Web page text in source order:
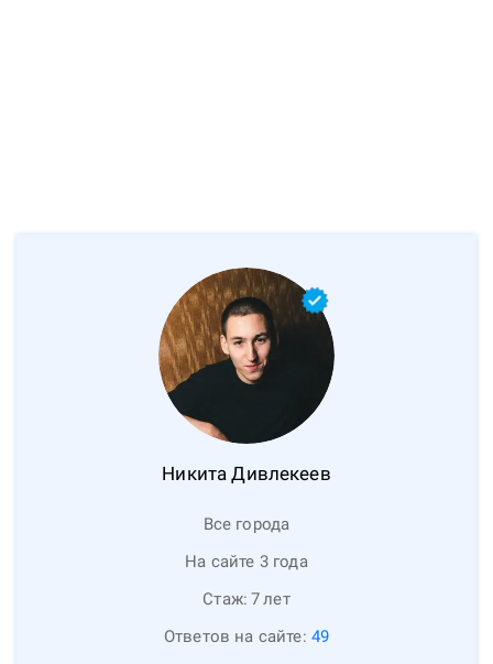
Никита Дивлекеев
Все города
На сайте 3 года
Стаж: 7лет
Ответов на сайте: 49